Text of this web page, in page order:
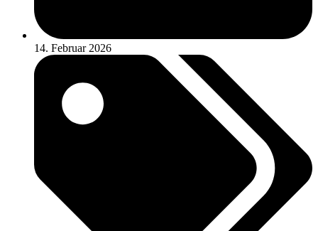
14. Februar 2026